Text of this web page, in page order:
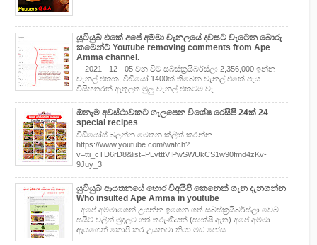
යූටියුබ් එකේ අපේ අම්මා චැනලයේ දවසට වැටෙන බොරු
කමෙන්ට් Youtube removing comments from Ape
Amma channel.
2021 - 12 - 05 වන විට සබ්ස්ක්‍රයිබර්ස්ලා 2,356,000 ඉන්න
චැනල් එකක, වීඩියෝ 1400ක් තිබෙන චැනල් එකේ පැය
විසිහතරක් ඇතුලත මුලු චැනල් එකටම වැ...
ඕනෑම අවස්ථාවකට ගැලපෙන විශේෂ රෙසිපි 24ක් 24
special recipes
වීඩියෝස් බලන්න මෙතන ක්ලික් කරන්න.
https://www.youtube.com/watch?
v=tti_cTD6rD8&list=PLvtttVIPwSWUkCS1w90fmd4zKv-
9Juy_3
යුටියුබ් ආයතනයේ හොර විඅයිපි කෙනෙක් ගැන දැනගන්න
Who insulted Ape Amma in youtube
අපේ අම්මාගෙන් උයන්න ඉගෙන ගත් සබ්ස්ක්‍රයිබර්ස්ලා වෙබ්
සයිට් වලින් මුදලට ගත් තරුණියක් (සාක්ෂි ඇත) අපේ අම්මා
ඇයගෙන් කොපි කර උයනවා කියා මඩ පෝස...